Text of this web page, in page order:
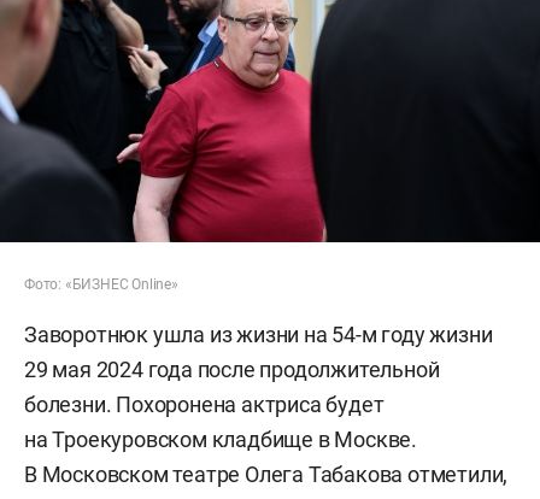
Фото: «БИЗНЕС Online»
Заворотнюк ушла из жизни на 54-м году жизни
29 мая 2024 года после продолжительной
болезни. Похоронена актриса будет
на Троекуровском кладбище в Москве.
В Московском театре Олега Табакова отметили,